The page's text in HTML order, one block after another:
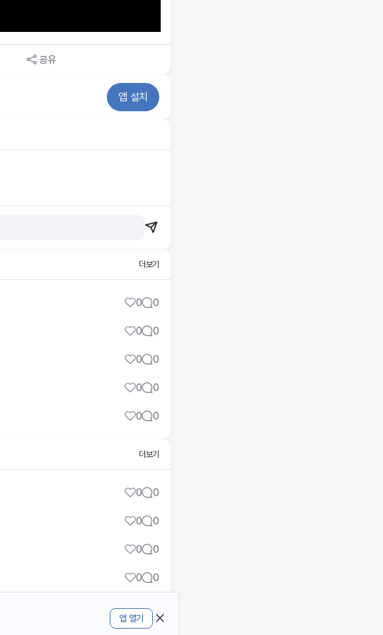
앱 열기
공유
앱 설치
더보기
0 0
0 0
0 0
0 0
0 0
더보기
0 0
0 0
0 0
0 0
0